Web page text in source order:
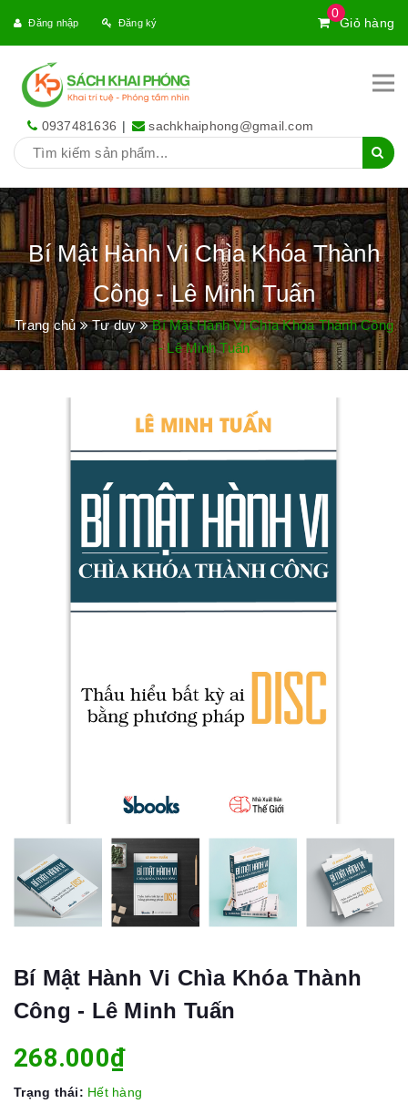
0
Giỏ hàng
Đăng nhập Đăng ký
0937481636 | sachkhaiphong@gmail.com
Bí Mật Hành Vi Chìa Khóa Thành
Công - Lê Minh Tuấn
Trang chủ Tư duy
Bí Mật Hành Vi Chìa Khóa Thành Công
- Lê Minh Tuấn
Bí Mật Hành Vi Chìa Khóa Thành
Công - Lê Minh Tuấn
268.000₫
Trạng thái: Hết hàng